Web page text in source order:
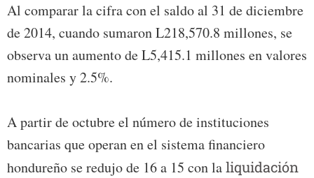
Al comparar la cifra con el saldo al 31 de diciembre
de 2014, cuando sumaron L218,570.8 millones, se
observa un aumento de L5,415.1 millones en valores
nominales y 2.5%.
A partir de octubre el número de instituciones
bancarias que operan en el sistema financiero
hondureño se redujo de 16 a 15 con laliquidación